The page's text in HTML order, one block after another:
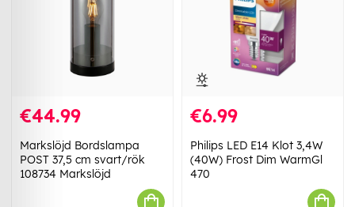
€44.99
Markslöjd Bordslampa
POST 37,5 cm svart/rök
108734 Markslöjd
€6.99
Philips LED E14 Klot 3,4W
(40W) Frost Dim WarmGl
470